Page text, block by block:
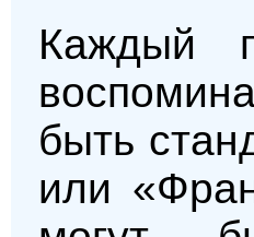
Каждый
быть
или